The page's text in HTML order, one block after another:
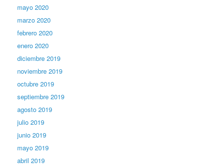
mayo 2020
marzo 2020
febrero 2020
enero 2020
diciembre 2019
noviembre 2019
octubre 2019
septiembre 2019
agosto 2019
julio 2019
junio 2019
mayo 2019
abril 2019